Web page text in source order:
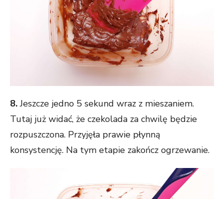
8.Jeszcze jedno 5 sekund wraz z mieszaniem.
Tutaj już widać, że czekolada za chwilę będzie
rozpuszczona. Przyjęła prawie płynną
konsystencję. Na tym etapie zakończ ogrzewanie.